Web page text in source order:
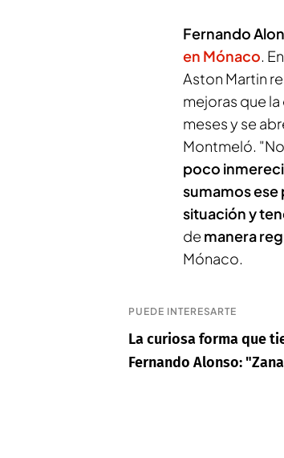
Fernando
en Mónaco.
Aston Martin
mejoras que
meses y se
Montmeló.
poco
sumamos ese
situación y
de manera
Mónaco.
PUEDE INTERESARTE
La curiosa forma que
Fernando Alonso: